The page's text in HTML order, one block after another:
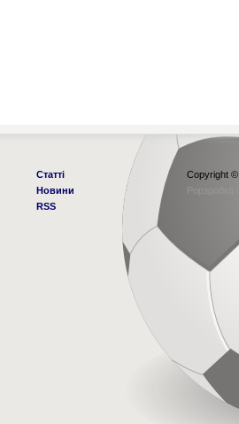
Статті
Новини
RSS
Copyright
Рорзробка